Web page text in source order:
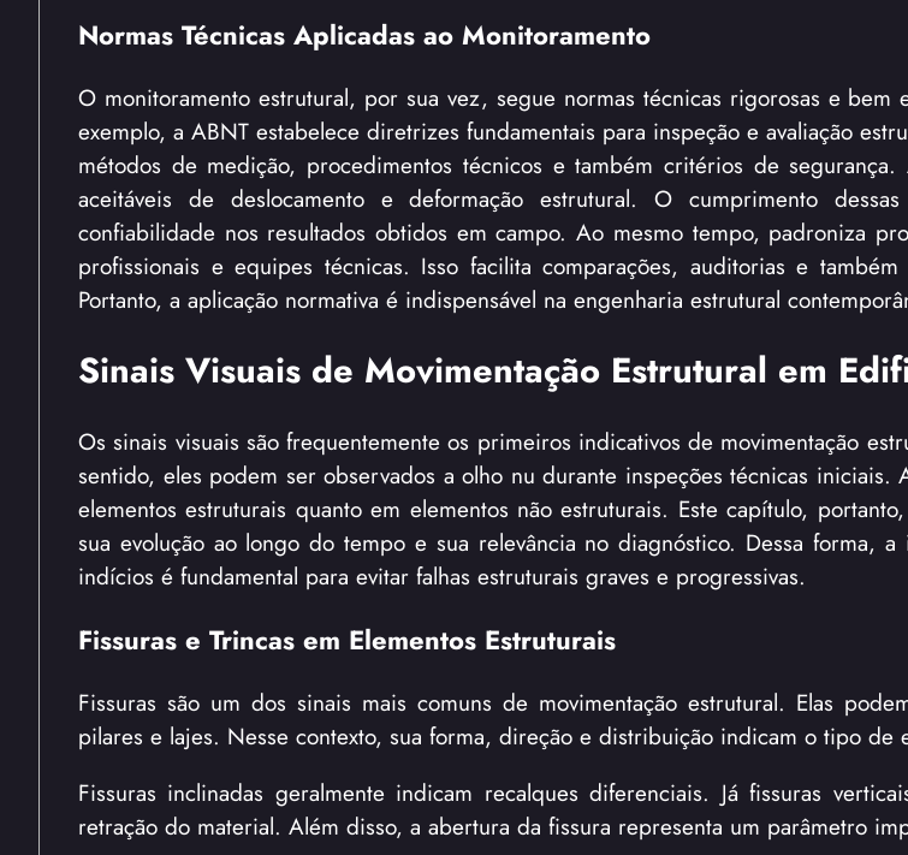
Normas Técnicas Aplicadas ao Monitoramento
O monitoramento estrutural, por sua vez, segue normas técnicas rigorosas e bem
exemplo, a ABNT estabelece diretrizes fundamentais para inspeção e avaliação
métodos de medição, procedimentos técnicos e também critérios de
aceitáveis de deslocamento e deformação estrutural. O cumprimento
confiabilidade nos resultados obtidos em campo. Ao mesmo tempo, padroniza
profissionais e equipes técnicas. Isso facilita comparações, auditorias e
Portanto, a aplicação normativa é indispensável na engenharia estrutural
Sinais Visuais de Movimentação Estrutural em
Os sinais visuais são frequentemente os primeiros indicativos de movimentação
sentido, eles podem ser observados a olho nu durante inspeções técnicas iniciais.
elementos estruturais quanto em elementos não estruturais. Este capítulo,
sua evolução ao longo do tempo e sua relevância no diagnóstico. Dessa forma, a
indícios é fundamental para evitar falhas estruturais graves e progressivas.
Fissuras e Trincas em Elementos Estruturais
Fissuras são um dos sinais mais comuns de movimentação estrutural. Elas
pilares e lajes. Nesse contexto, sua forma, direção e distribuição indicam o tipo de
Fissuras inclinadas geralmente indicam recalques diferenciais. Já fissuras
retração do material. Além disso, a abertura da fissura representa um parâmetro